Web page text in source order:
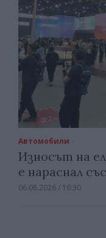
Автомобили
Износът на
е нараснал
06.08.2026 / 16:30